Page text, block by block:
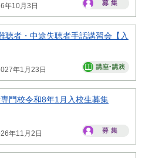
年10月3日
聴者・中途失聴者手話講習会【入
年1月23日
門校令和8年1月入校生募集
年11月2日